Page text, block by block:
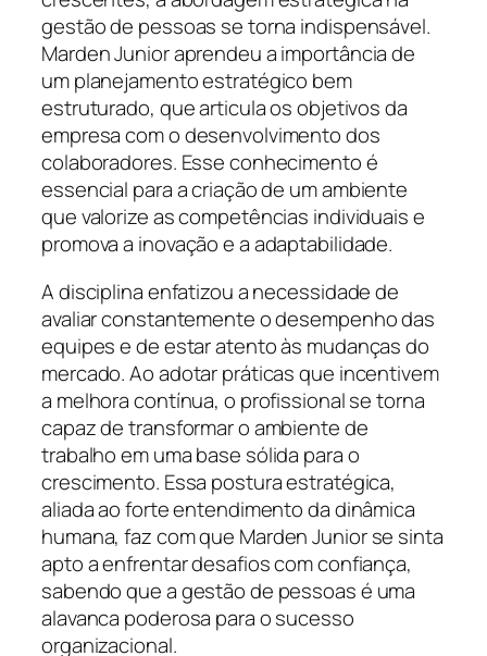
gestão de pessoas se torna indispensável.
Marden Junior aprendeu a importância de
um planejamento estratégico bem
estruturado, que articula os objetivos da
empresa com o desenvolvimento dos
colaboradores. Esse conhecimento é
essencial para a criação de um ambiente
que valorize as competências individuais e
promova a inovação e a adaptabilidade.
A disciplina enfatizou a necessidade de
avaliar constantemente o desempenho das
equipes e de estar atento às mudanças do
mercado. Ao adotar práticas que incentivem
a melhora contínua, o profissional se torna
capaz de transformar o ambiente de
trabalho em uma base sólida para o
crescimento. Essa postura estratégica,
aliada ao forte entendimento da dinâmica
humana, faz com que Marden Junior se sinta
apto a enfrentar desafios com confiança,
sabendo que a gestão de pessoas é uma
alavanca poderosa para o sucesso
organizacional.